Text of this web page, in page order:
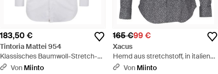
183,50 €
Tintoria Mattei 954
Klassisches Baumwoll-Stretch-
Hemd - Weiß
Von Miinto
165 €99 €
Xacus
Hemd aus stretchstoff, in italien
hergestellt - Grau
Von Miinto